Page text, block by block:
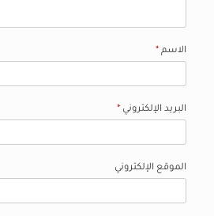
الاسم *
البريد الإلكتروني *
الموقع الإلكتروني